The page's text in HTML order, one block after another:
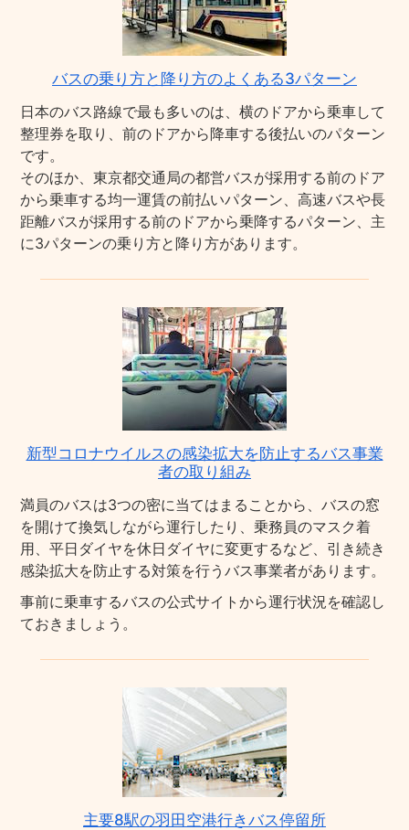
バスの乗り方と降り方のよくある3パターン
日本のバス路線で最も多いのは、横のドアから乗車して
整理券を取り、前のドアから降車する後払いのパターン
です。
そのほか、東京都交通局の都営バスが採用する前のドア
から乗車する均一運賃の前払いパターン、高速バスや長
距離バスが採用する前のドアから乗降するパターン、主
に3パターンの乗り方と降り方があります。
新型コロナウイルスの感染拡大を防止するバス事業
者の取り組み
満員のバスは3つの密に当てはまることから、バスの窓
を開けて換気しながら運行したり、乗務員のマスク着
用、平日ダイヤを休日ダイヤに変更するなど、引き続き
感染拡大を防止する対策を行うバス事業者があります。
事前に乗車するバスの公式サイトから運行状況を確認し
ておきましょう。
主要8駅の羽田空港行きバス停留所